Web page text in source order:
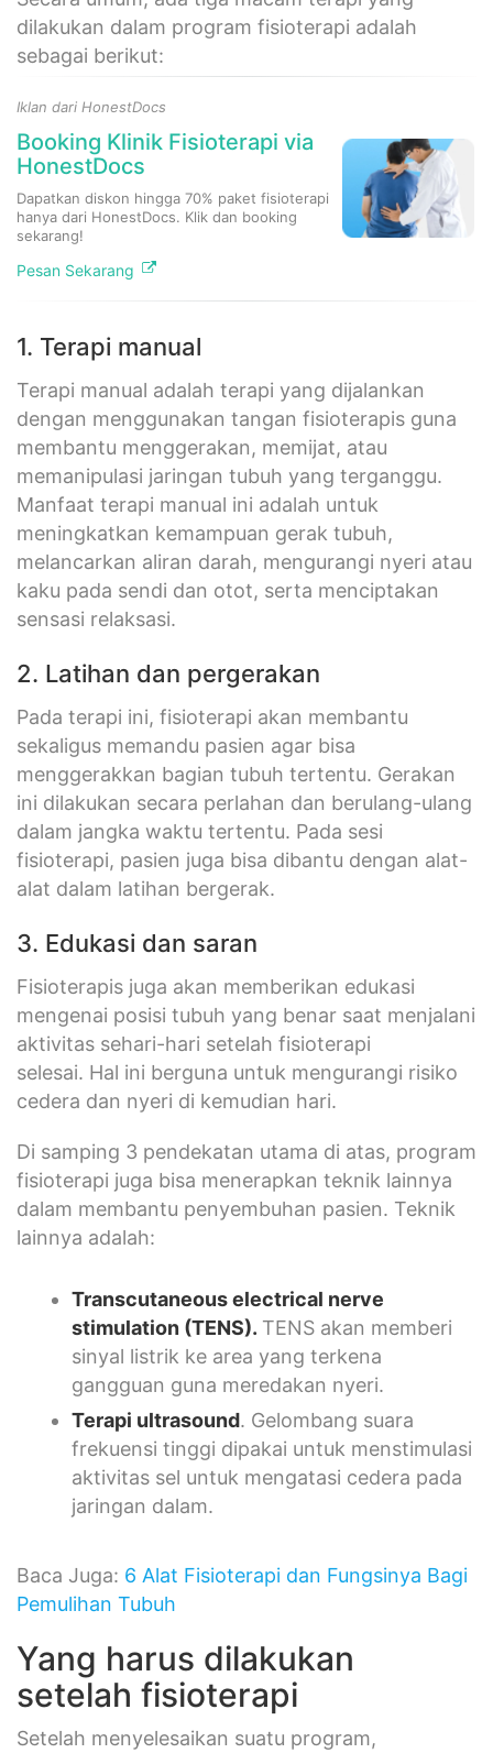
dilakukan dalam program fisioterapi adalah
sebagai berikut:
Iklan dari HonestDocs
Booking Klinik Fisioterapi via
HonestDocs
Dapatkan diskon hingga 70% paket fisioterapi
hanya dari HonestDocs. Klik dan booking
sekarang!
Pesan Sekarang
1. Terapi manual
Terapi manual adalah terapi yang dijalankan
dengan menggunakan tangan fisioterapis guna
membantu menggerakan, memijat, atau
memanipulasi jaringan tubuh yang terganggu.
Manfaat terapi manual ini adalah untuk
meningkatkan kemampuan gerak tubuh,
melancarkan aliran darah, mengurangi nyeri atau
kaku pada sendi dan otot, serta menciptakan
sensasi relaksasi.
2. Latihan dan pergerakan
Pada terapi ini, fisioterapi akan membantu
sekaligus memandu pasien agar bisa
menggerakkan bagian tubuh tertentu. Gerakan
ini dilakukan secara perlahan dan berulang-ulang
dalam jangka waktu tertentu. Pada sesi
fisioterapi, pasien juga bisa dibantu dengan alat-
alat dalam latihan bergerak.
3. Edukasi dan saran
Fisioterapis juga akan memberikan edukasi
mengenai posisi tubuh yang benar saat menjalani
aktivitas sehari-hari setelah fisioterapi
selesai. Hal ini berguna untuk mengurangi risiko
cedera dan nyeri di kemudian hari.
Di samping 3 pendekatan utama di atas, program
fisioterapi juga bisa menerapkan teknik lainnya
dalam membantu penyembuhan pasien. Teknik
lainnya adalah:
Transcutaneous electrical nerve
stimulation (TENS). TENS akan memberi
sinyal listrik ke area yang terkena
gangguan guna meredakan nyeri.
Terapi ultrasound. Gelombang suara
frekuensi tinggi dipakai untuk menstimulasi
aktivitas sel untuk mengatasi cedera pada
jaringan dalam.
Baca Juga: 6 Alat Fisioterapi dan Fungsinya Bagi
Pemulihan Tubuh
Yang harus dilakukan
setelah fisioterapi
Setelah menyelesaikan suatu program,